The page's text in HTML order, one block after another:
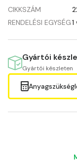
CIKKSZÁM
RENDELÉSI EGYSÉG
Gyártói
Gyártói készleten